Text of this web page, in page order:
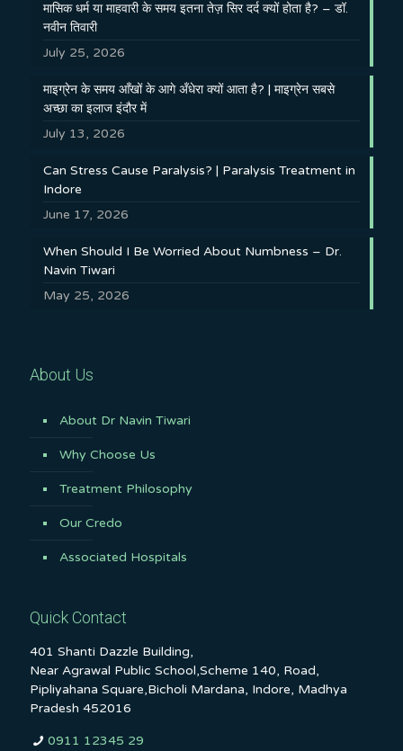
मासिक धर्म या माहवारी के समय इतना तेज़ सिर दर्द क्यों होता है? – डॉ.
नवीन तिवारी
July 25, 2026
माइग्रेन के समय आँखों के आगे अँधेरा क्यों आता है? | माइग्रेन सबसे
अच्छा का इलाज इंदौर में
July 13, 2026
Can Stress Cause Paralysis? | Paralysis Treatment in
Indore
June 17, 2026
When Should I Be Worried About Numbness – Dr.
Navin Tiwari
May 25, 2026
About Us
About Dr Navin Tiwari
Why Choose Us
Treatment Philosophy
Our Credo
Associated Hospitals
Quick Contact
401 Shanti Dazzle Building,
Near Agrawal Public School,Scheme 140, Road,
Pipliyahana Square,Bicholi Mardana, Indore, Madhya
Pradesh 452016
0911 12345 29